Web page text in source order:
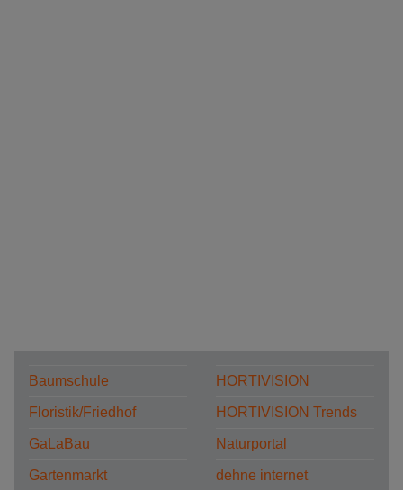
Baumschule
Floristik/Friedhof
GaLaBau
Gartenmarkt
HORTIVISION
HORTIVISION Trends
Naturportal
dehne internet